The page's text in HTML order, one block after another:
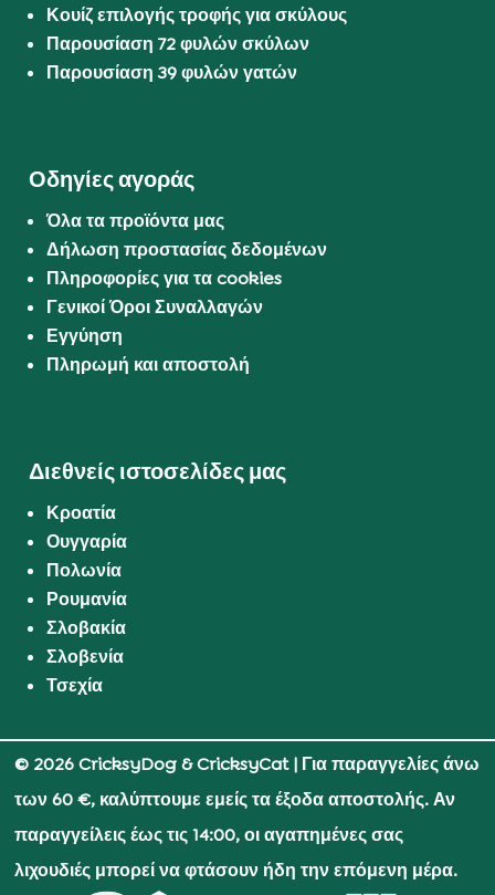
Κουίζ επιλογής τροφής για σκύλους
Παρουσίαση 72 φυλών σκύλων
Παρουσίαση 39 φυλών γατών
Οδηγίες αγοράς
Όλα τα προϊόντα μας
Δήλωση προστασίας δεδομένων
Πληροφορίες για τα cookies
Γενικοί Όροι Συναλλαγών
Εγγύηση
Πληρωμή και αποστολή
Διεθνείς ιστοσελίδες μας
Κροατία
Ουγγαρία
Πολωνία
Ρουμανία
Σλοβακία
Σλοβενία
Τσεχία
© 2026 CricksyDog & CricksyCat| Για παραγγελίες άνω
των 60 €, καλύπτουμε εμείς τα έξοδα αποστολής. Αν
παραγγείλεις έως τις 14:00, οι αγαπημένες σας
λιχουδιές μπορεί να φτάσουν ήδη την επόμενη μέρα.